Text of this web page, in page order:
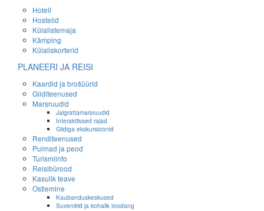
Hotell
Hostelid
Külalistemaja
Kämping
Külaliskorterid
PLANEERI JA REISI
Kaardid ja brošüürid
Giiditeenused
Marsruudid
Jalgrattamarsruudid
Interaktiivsed rajad
Giidiga ekskursioonid
Renditeenused
Pulmad ja peod
Turismiinfo
Reisibürood
Kasulik teave
Ostlemine
Kaubanduskeskused
Suveniirid ja kohalik toodang